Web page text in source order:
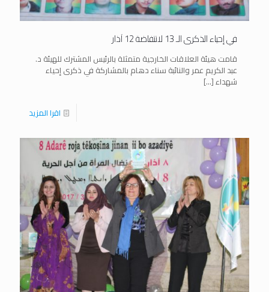
في إحياء الذكرى الـ 13 لانتفاضة 12 آذار
قامت هيئة العلاقات الخارجية متمثلة بالرئيس المشترك للهيئة د.
عبد الكريم عمر والنائبة سناء دهام بالمشاركة في ذكرى إحياء
شهداء[…]
اقرا المزيد